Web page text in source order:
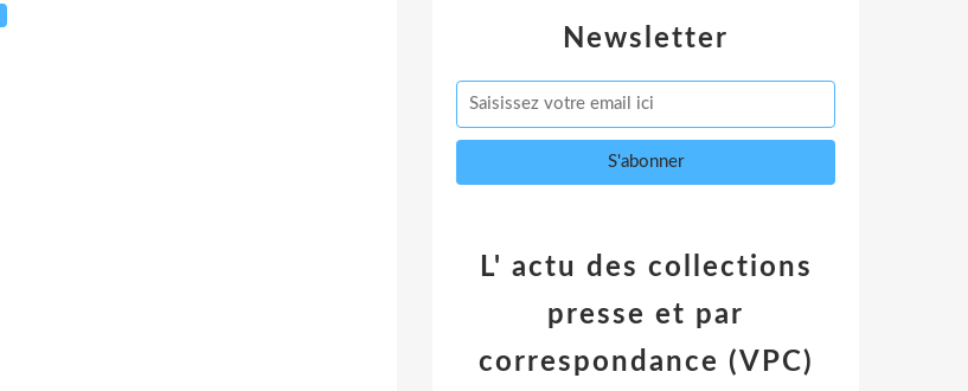
Newsletter
L' actu des collections
presse et par
correspondance (VPC)